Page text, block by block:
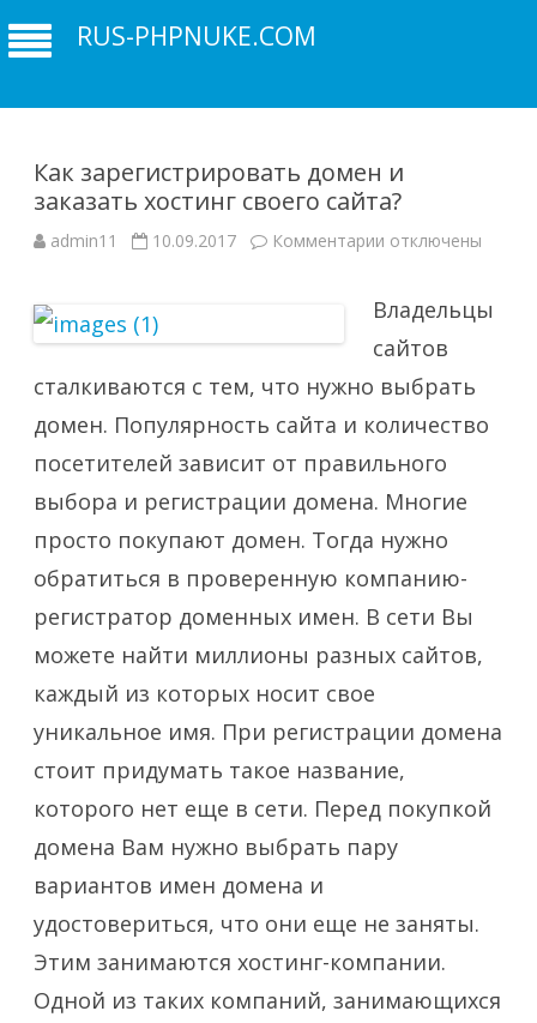
RUS-PHPNUKE.COM
Как зарегистрировать домен и
заказать хостинг своего сайта?
admin11 10.09.2017 Комментарии к
домен
и
заказать
хостинг
своего
сайта?
отключены
Владельцы
сайтов
сталкиваются с тем, что нужно выбрать
домен. Популярность сайта и количество
посетителей зависит от правильного
выбора и регистрации домена. Многие
просто покупают домен. Тогда нужно
обратиться в проверенную компанию-
регистратор доменных имен. В сети Вы
можете найти миллионы разных сайтов,
каждый из которых носит свое
уникальное имя. При регистрации домена
стоит придумать такое название,
которого нет еще в сети. Перед покупкой
домена Вам нужно выбрать пару
вариантов имен домена и
удостовериться, что они еще не заняты.
Этим занимаются хостинг-компании.
Одной из таких компаний, занимающихся